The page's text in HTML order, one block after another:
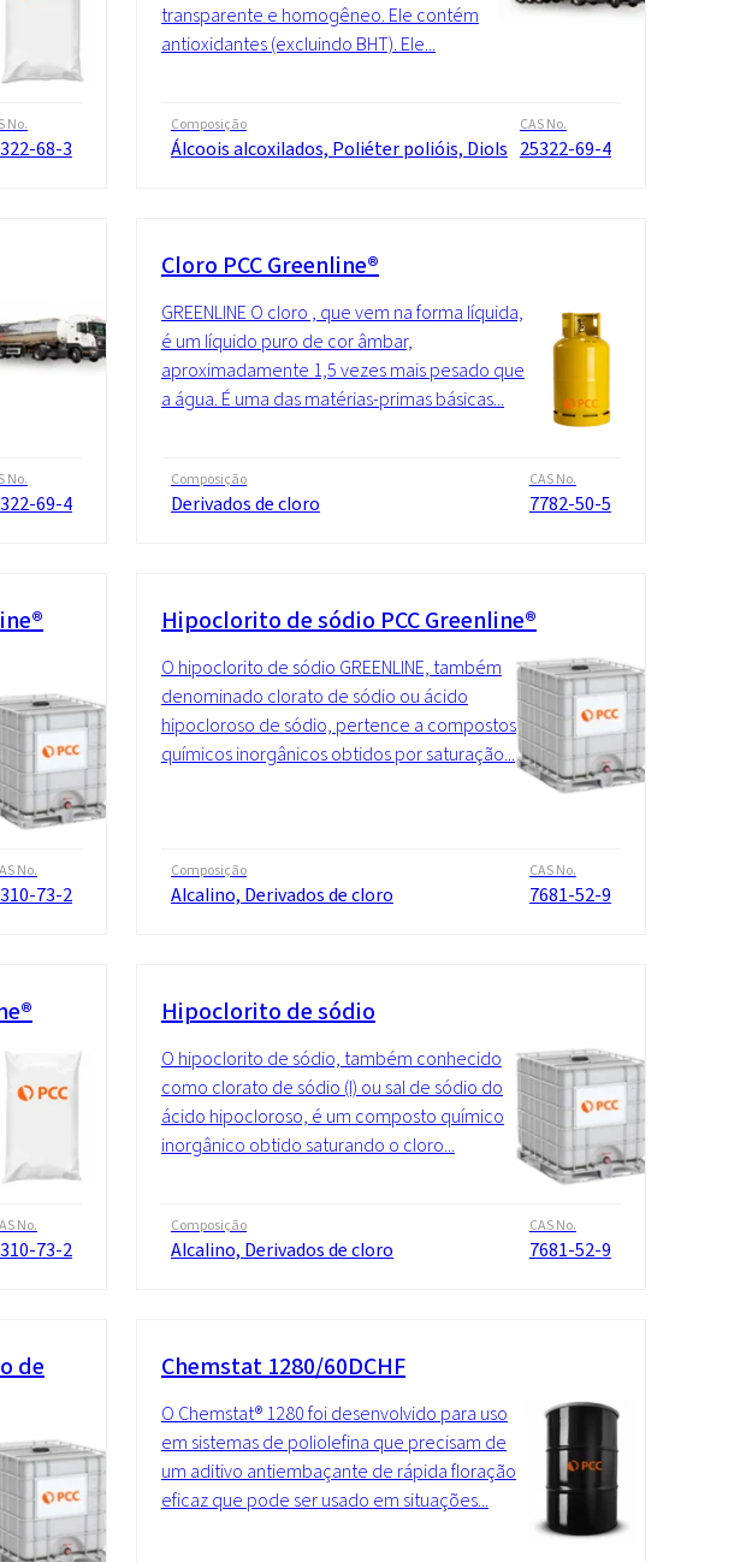
No.
68-3
transparente e homogêneo. Ele contém
antioxidantes (excluindo BHT). Ele...
Composição
Álcoois alcoxilados, Poliéter polióis, Diols
CAS No.
25322-69-4
No.
69-4
Cloro PCC Greenline®
GREENLINE O cloro , que vem na forma líquida,
é um líquido puro de cor âmbar,
aproximadamente 1,5 vezes mais pesado que
a água. É uma das matérias-primas básicas...
Composição
Derivados de cloro
CAS No.
7782-50-5
No.
73-2
Hipoclorito de sódio PCC Greenline®
O hipoclorito de sódio GREENLINE, também
denominado clorato de sódio ou ácido
hipocloroso de sódio, pertence a compostos
químicos inorgânicos obtidos por saturação...
Composição
Alcalino, Derivados de cloro
CAS No.
7681-52-9
No.
73-2
Hipoclorito de sódio
O hipoclorito de sódio, também conhecido
como clorato de sódio (I) ou sal de sódio do
ácido hipocloroso, é um composto químico
inorgânico obtido saturando o cloro...
Composição
Alcalino, Derivados de cloro
CAS No.
7681-52-9
de
Chemstat 1280/60DCHF
O Chemstat® 1280 foi desenvolvido para uso
em sistemas de poliolefina que precisam de
um aditivo antiembaçante de rápida floração
eficaz que pode ser usado em situações...